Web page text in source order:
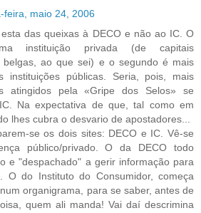
feira, maio 24, 2006
das queixas à DECO e não ao IC. O
instituição privada (de capitais
belgas, ao que sei) e o segundo é mais
instituições públicas. Seria, pois, mais
atingidos pela «Gripe dos Selos» se
Na expectativa de que, tal como em
lhes cubra o desvario de apostadores...
se os dois sites: DECO e IC. Vê-se
público/privado. O da DECO todo
e "despachado" a gerir informação para
O do Instituto do Consumidor, começa
organigrama, para se saber, antes de
quem ali manda! Vai daí descrimina